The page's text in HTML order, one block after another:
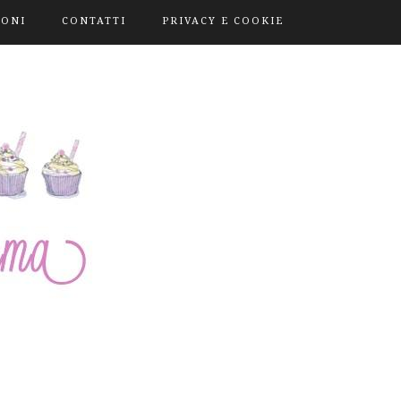
CONTATTI PRIVACY E COOKIE